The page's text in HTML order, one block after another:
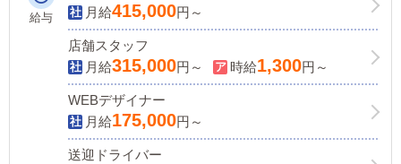
給与
月給415,000円～
店舗スタッフ
月給315,000円～ 時給1,300円～
WEBデザイナー
月給175,000円～
送迎ドライバー